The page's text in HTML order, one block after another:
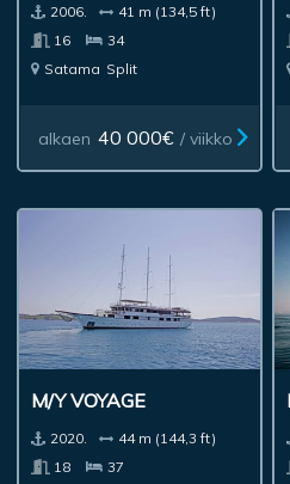
2006.
41 m (134,5 ft)
16
34
Satama Split
alkaen 40 000€ / viikko
M/Y VOYAGE
2020.
44 m (144,3 ft)
18
37